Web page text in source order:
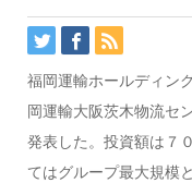
福岡運輸ホールディン
岡運輸大阪茨木物流セ
発表した。投資額は７
てはグループ最大規模